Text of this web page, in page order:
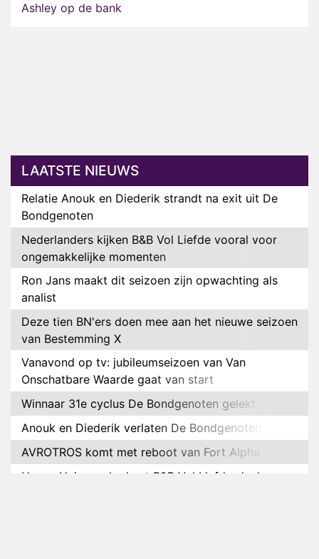
Ashley op de bank
LAATSTE NIEUWS
Relatie Anouk en Diederik strandt na exit uit De
Bondgenoten
Nederlanders kijken B&B Vol Liefde vooral voor
ongemakkelijke momenten
Ron Jans maakt dit seizoen zijn opwachting als
analist
Deze tien BN'ers doen mee aan het nieuwe seizoen
van Bestemming X
Vanavond op tv: jubileumseizoen van Van
Onschatbare Waarde gaat van start
Winnaar 31e cyclus De Bondgenoten gelekt
Anouk en Diederik verlaten De Bondgenoten
AVROTROS komt met reboot van Fort Alpha
Henny Huisman herkent B&B Vol Liefde-deelnemer